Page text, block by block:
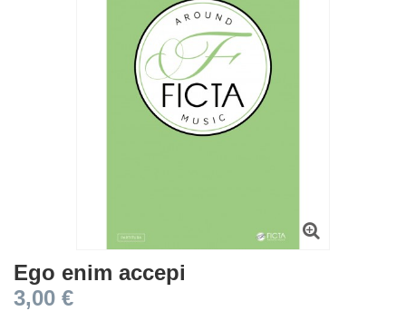
Ego enim accepi
3,00 €